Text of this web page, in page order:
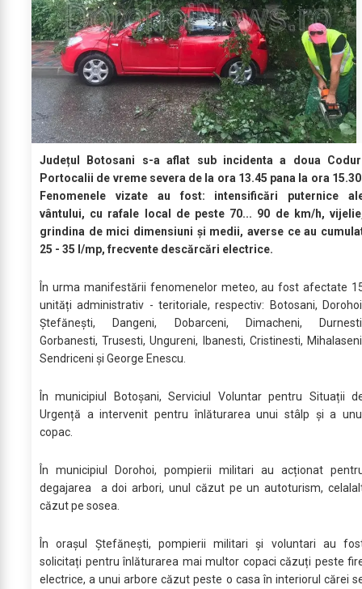
Județul Botosani s-a aflat sub incidenta a doua
Portocalii de vreme severa de la ora 13.45 pana la ora
Fenomenele vizate au fost: intensificări puternice
vântului, cu rafale local de peste 70... 90 de km/h,
grindina de mici dimensiuni și medii, averse ce au
25 - 35 l/mp, frecvente descărcări electrice.
În urma manifestării fenomenelor meteo, au fost afectate
unități administrativ - teritoriale, respectiv: Botosani,
Ștefănești, Dangeni, Dobarceni, Dimacheni,
Gorbanesti, Trusesti, Ungureni, Ibanesti, Cristinesti,
Sendriceni și George Enescu.
În municipiul Botoșani, Serviciul Voluntar pentru Situații
Urgență a intervenit pentru înlăturarea unui stâlp și a
copac.
În municipiul Dorohoi, pompierii militari au acționat
degajarea a doi arbori, unul căzut pe un autoturism,
căzut pe sosea.
În orașul Ștefănești, pompierii militari și voluntari au
solicitați pentru înlăturarea mai multor copaci căzuți peste
electrice, a unui arbore căzut peste o casa în interiorul cărei